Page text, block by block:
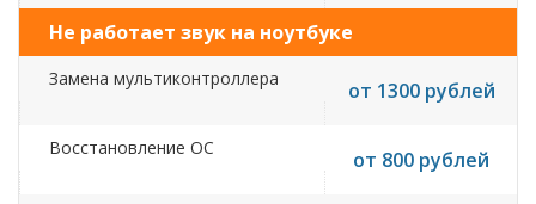
Не работает звук на ноутбуке
Замена мультиконтроллера от 1300 рублей
Восстановление ОС от 800 рублей